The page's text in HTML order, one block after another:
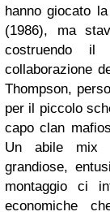
hanno giocato
(1986), ma
costruendo
collaborazione
Thompson,
per il piccolo
capo clan
Un abile mix
grandiose,
montaggio ci
economiche